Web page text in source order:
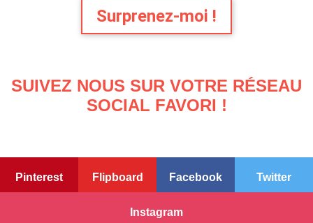
Surprenez-moi !
SUIVEZ NOUS SUR VOTRE RÉSEAU
SOCIAL FAVORI !
Pinterest Flipboard Facebook Twitter
Instagram